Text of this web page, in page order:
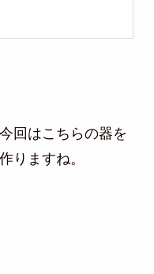
回はこちらの器を
りますね。